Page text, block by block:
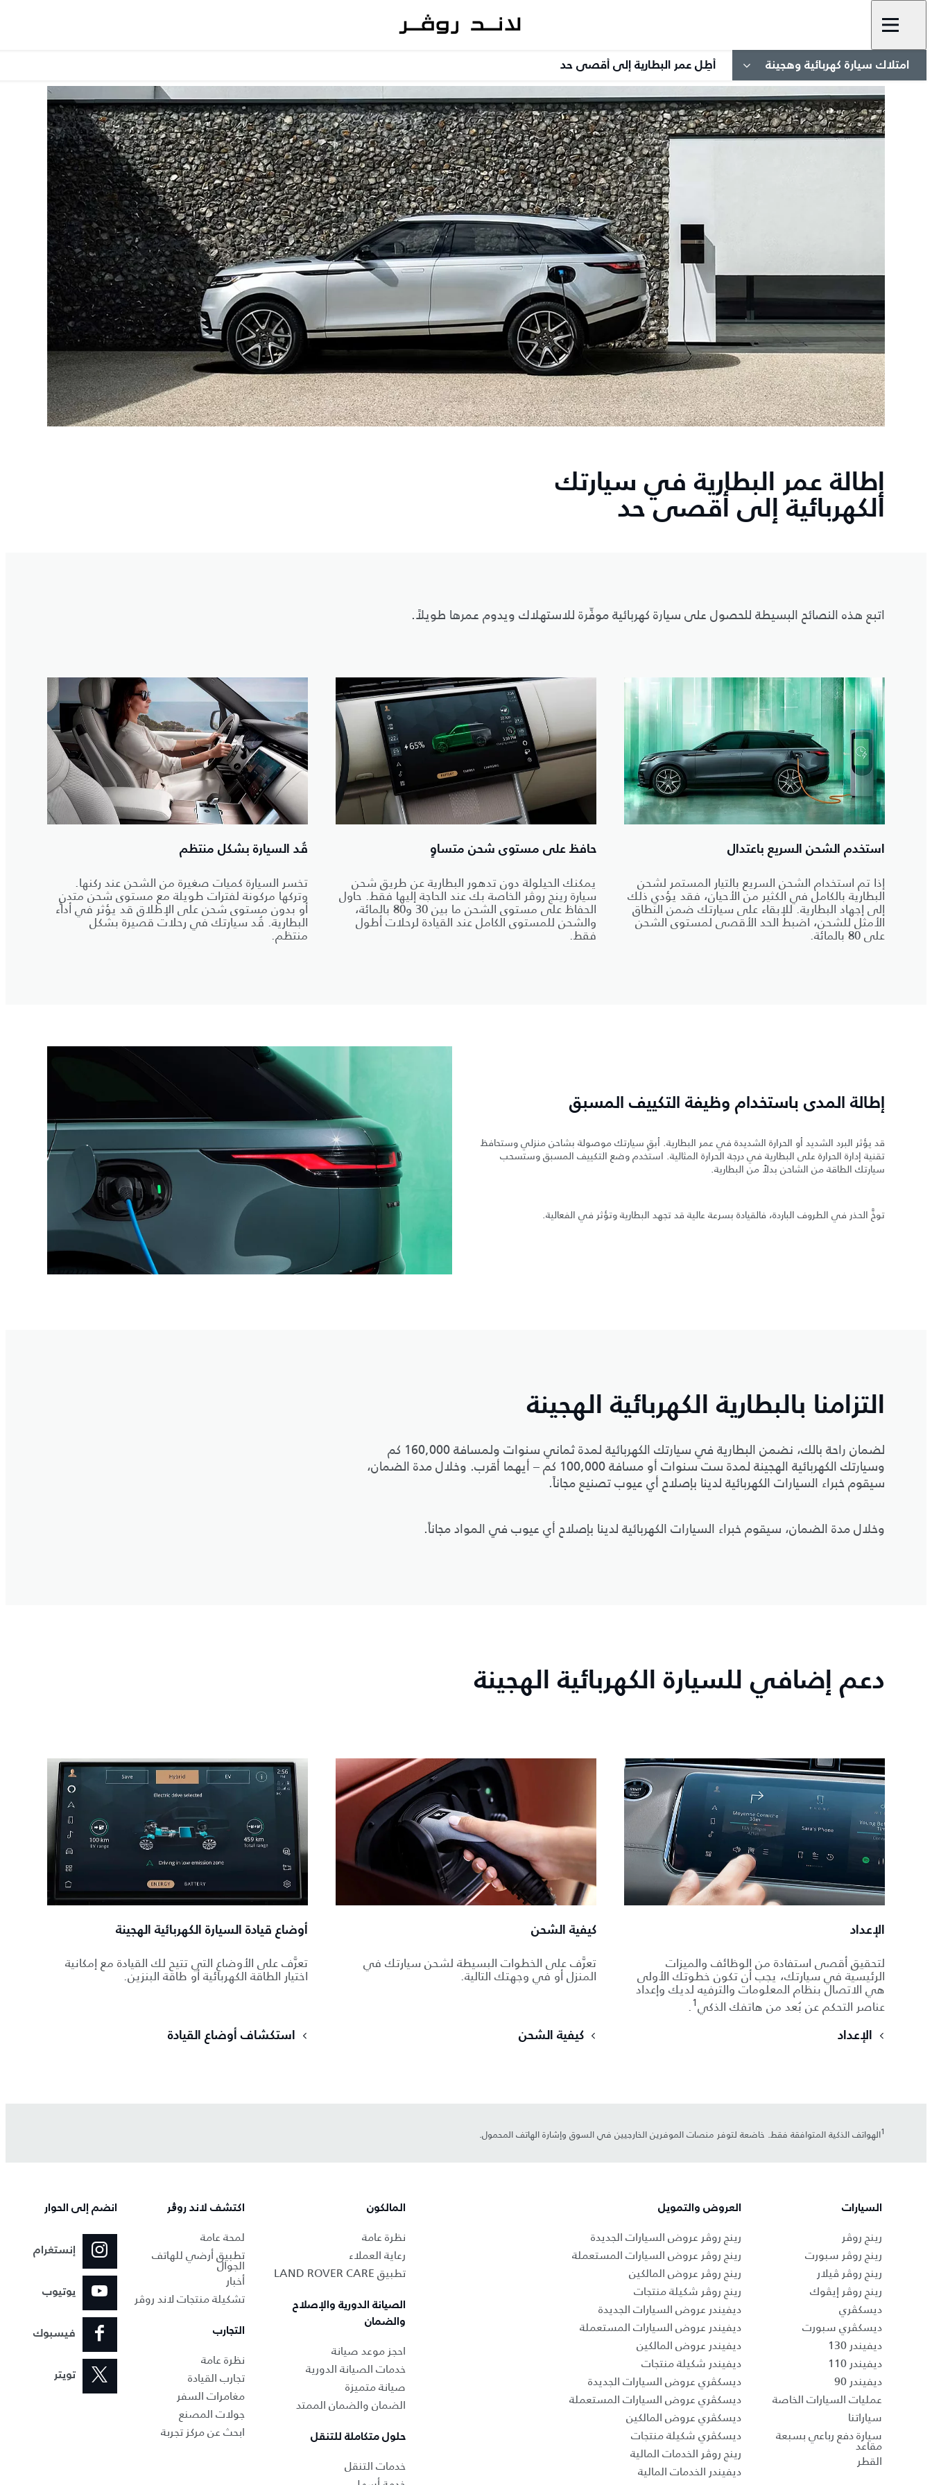
امتلاك سيارة كهربائية وهجينة أطِل عمر البطارية إلى أقصى حد
إطالة عمر البطارية في سيارتك
الكهربائية إلى أقصى حد
اتبع هذه النصائح البسيطة للحصول على سيارة كهربائية موفِّرة للاستهلاك ويدوم عمرها طويلاً.
استخدم الشحن السريع باعتدال
إذا تم استخدام الشحن السريع بالتيار المستمر لشحن
البطارية بالكامل في الكثير من الأحيان، فقد يؤدي ذلك
إلى إجهاد البطارية. للإبقاء على سيارتك ضمن النطاق
الأمثل للشحن، اضبط الحد الأقصى لمستوى الشحن
على 80 بالمائة.
حافظ على مستوى شحن متساوٍ
يمكنك الحيلولة دون تدهور البطارية عن طريق شحن
سيارة رينج روڤر الخاصة بك عند الحاجة إليها فقط. حاول
الحفاظ على مستوى الشحن ما بين 30 و80 بالمائة،
والشحن للمستوى الكامل عند القيادة لرحلات أطول
فقط.
قُد السيارة بشكل منتظم
تخسر السيارة كميات صغيرة من الشحن عند ركنها.
وتركها مركونة لفترات طويلة مع مستوى شحن متدنٍ
أو بدون مستوى شحن على الإطلاق قد يؤثر في أداء
البطارية. قُد سيارتك في رحلات قصيرة بشكل
منتظم.
إطالة المدى باستخدام وظيفة التكييف المسبق
قد يؤثر البرد الشديد أو الحرارة الشديدة في عمر البطارية. أبقِ سيارتك موصولة بشاحن منزلي وستحافظ
تقنية إدارة الحرارة على البطارية في درجة الحرارة المثالية. استخدم وضع التكييف المسبق وستسحب
سيارتك الطاقة من الشاحن بدلاً من البطارية.
توخَّ الحذر في الطروف الباردة، فالقيادة بسرعة عالية قد تجهد البطارية وتؤثر في الفعالية.
التزامنا بالبطارية الكهربائية الهجينة
لضمان راحة بالك، نضمن البطارية في سيارتك الكهربائية لمدة ثماني سنوات ولمسافة 160,000 كم
وسيارتك الكهربائية الهجينة لمدة ست سنوات أو مسافة 100,000 كم – أيهما أقرب. وخلال مدة الضمان،
سيقوم خبراء السيارات الكهربائية لدينا بإصلاح أي عيوب تصنيع مجاناً.
وخلال مدة الضمان، سيقوم خبراء السيارات الكهربائية لدينا بإصلاح أي عيوب في المواد مجاناً.
دعم إضافي للسيارة الكهربائية الهجينة
الإعداد
لتحقيق أقصى استفادة من الوظائف والميزات
الرئيسية في سيارتك، يجب أن تكون خطوتك الأولى
هي الاتصال بنظام المعلومات والترفيه لديك وإعداد
عناصر التحكم عن بُعد من هاتفك الذكي1
.
الإعداد
كيفية الشحن
تعرَّف على الخطوات البسيطة لشحن سيارتك في
المنزل أو في وجهتك التالية.
كيفية الشحن
أوضاع قيادة السيارة الكهربائية الهجينة
تعرَّف على الأوضاع التي تتيح لك القيادة مع إمكانية
اختيار الطاقة الكهربائية أو طاقة البنزين.
استكشاف أوضاع القيادة
1الهواتف الذكية المتوافقة فقط. خاضعة لتوفر منصات الموفرين الخارجيين في السوق وإشارة الهاتف المحمول.
السيارات
رينج روڤر
رينج روڤر سبورت
رينج روڤر ڤيلار
رينج روڤر إيڤوك
ديسكڤري
ديسكڤري سبورت
ديفيندر 130
ديفيندر 110
ديفيندر 90
عمليات السيارات الخاصة
سياراتنا
سيارة دفع رباعي بسبعة
مقاعد
القطر
العروض والتمويل
رينج روڤر عروض السيارات الجديدة
رينج روڤر عروض السيارات المستعملة
رينج روڤر عروض المالكين
رينج روڤر شكيلة منتجات
ديفيندر عروض السيارات الجديدة
ديفيندر عروض السيارات المستعملة
ديفيندر عروض المالكين
ديفيندر شكيلة منتجات
ديسكڤري عروض السيارات الجديدة
ديسكڤري عروض السيارات المستعملة
ديسكڤري عروض المالكين
ديسكڤري شكيلة منتجات
رينج روڤر الخدمات المالية
ديفيندر الخدمات المالية
المالكون
نظرة عامة
رعاية العملاء
تطبيق LAND ROVER CARE
الصيانة الدورية والإصلاح
والضمان
احجز موعد صيانة
خدمات الصيانة الدورية
صيانة متميزة
الضمان والضمان الممتد
حلول متكاملة للتنقل
خدمات التنقل
اكتشف لاند روڨر
لمحة عامة
تطبيق أرضي للهاتف
الجوال
أخبار
تشكيلة منتجات لاند روڤر
التجارب
نظرة عامة
تجارب القيادة
مغامرات السفر
جولات المصنع
ابحث عن مركز تجربة
انضم إلى الحوار
إنستغرام
يوتيوب
فيسبوك
تويتر